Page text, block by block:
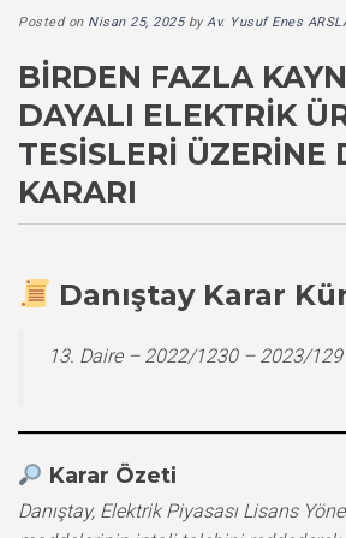
Posted on Nisan 25, 2025byAv. Yusuf Enes
BIRDEN FAZLA
DAYALI ELEKTRIK
TESISLERI ÜZERINE
KARARI
Danıştay Karar
13. Daire – 2022/1230 – 2023/
Karar Özeti
Danıştay, Elektrik Piyasası Lisans